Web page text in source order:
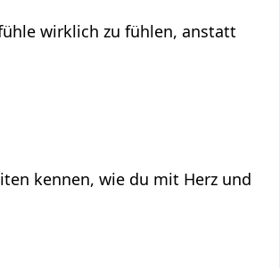
wirklich zu fühlen, anstatt
kennen, wie du mit Herz und